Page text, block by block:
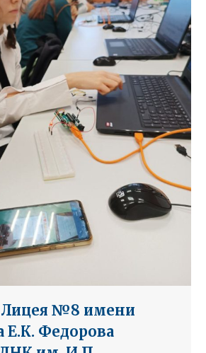
Лицея №8 имени
Е.К. Федорова